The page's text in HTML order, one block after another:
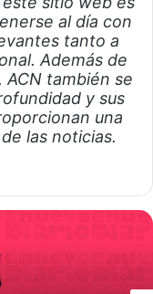
al día con
tanto a
Además de
también se
y sus
una
las noticias.